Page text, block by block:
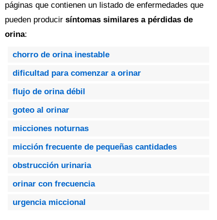
páginas que contienen un listado de enfermedades que
pueden producir síntomas similares a pérdidas de
orina:
chorro de orina inestable
dificultad para comenzar a orinar
flujo de orina débil
goteo al orinar
micciones noturnas
micción frecuente de pequeñas cantidades
obstrucción urinaria
orinar con frecuencia
urgencia miccional